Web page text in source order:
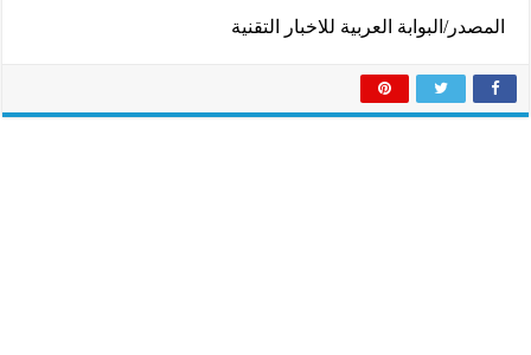
المصدر/البوابة العربية للاخبار التقنية